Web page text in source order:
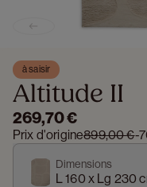
Previous slide
à saisir
Altitude II
269,70 €
Prix d'origine899,00 €-
Dimensions
L 160 x Lg 230